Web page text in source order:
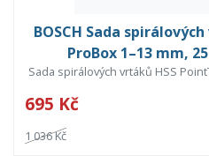
BOSCH Sada
ProBox 1–13 mm,
Sada spirálových vrtáků HSS
695 Kč
1 036 Kč